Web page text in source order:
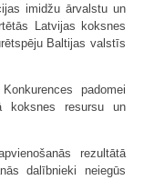
imidžu ārvalstu un
Latvijas koksnes
Baltijas valstīs
padomei
koksnes resursu un
rezultātā
dalībnieki neiegūs